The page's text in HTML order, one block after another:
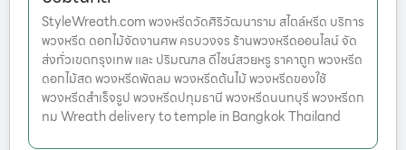
StyleWreath.com พวงหรีดวัดศิริวัฒนาราม สไตล์หรีด บริการ
พวงหรีด ดอกไม้จัดงานศพ ครบวงจร ร้านพวงหรีดออนไลน์ จัด
ส่งทั่วเขตกรุงเทพ และ ปริมณฑล ดีไซน์สวยหรู ราคาถูก พวงหรีด
ดอกไม้สด พวงหรีดพัดลม พวงหรีดต้นไม้ พวงหรีดของใช้
พวงหรีดสำเร็จรูป พวงหรีดปทุมธานี พวงหรีดนนทบุรี พวงหรีดก
ทม Wreath delivery to temple in Bangkok Thailand